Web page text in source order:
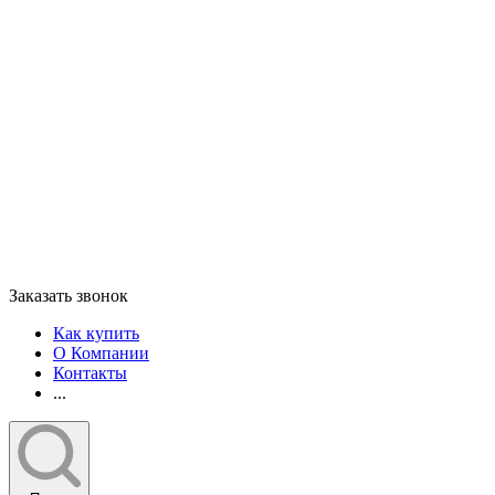
Заказать звонок
Как купить
О Компании
Контакты
...